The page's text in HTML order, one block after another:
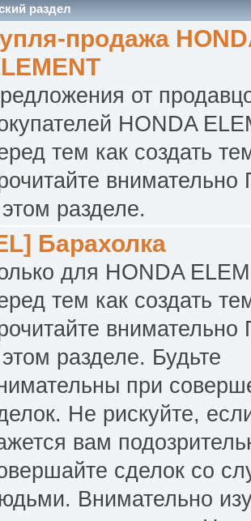
раздел
продажа
от
HONDA
тем как создать
разделе.
Барахолка
для HONDA
тем как создать
разделе. Будьте
при
Не рискуйте,
вам
сделок со
Внимательно